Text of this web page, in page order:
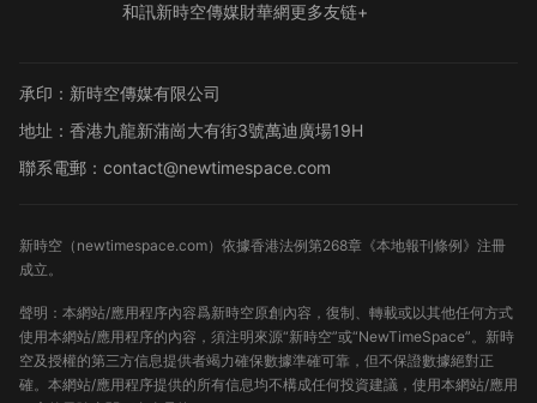
和訊新時空傳媒財華網更多友链+
承印：新時空傳媒有限公司
地址：香港九龍新蒲崗大有街3號萬迪廣場19H
聯系電郵：contact@newtimespace.com
新時空（ newtimespace.com）依據香港法例第268章《本地報刊條例》注冊
成立。
聲明：本網站/應用程序內容爲新時空原創內容，復制、轉載或以其他任何方式
使用本網站/應用程序的內容，須注明來源“新時空”或“NewTimeSpace”。新時
空及授權的第三方信息提供者竭力確保數據準確可靠，但不保證數據絕對正
確。本網站/應用程序提供的所有信息均不構成任何投資建議，使用本網站/應用